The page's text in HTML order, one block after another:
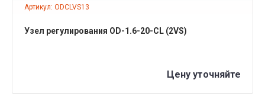
Артикул: ODCLVS13
Узел регулирования OD-1.6-20-СL (2VS)
Цену уточняйте